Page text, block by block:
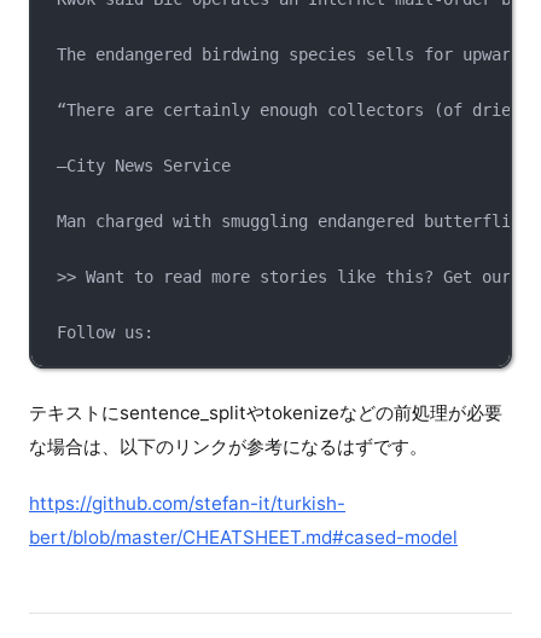
The endangered birdwing species sells for
“There are certainly enough collectors (of dried
—City News Service
Man charged with smuggling endangered
>> Want to read more stories like this? Get our
Follow us:
テキストにsentence_splitやtokenizeなどの前処理が必要
な場合は、以下のリンクが参考になるはずです。
https://github.com/stefan-it/turkish-
bert/blob/master/CHEATSHEET.md#cased-model